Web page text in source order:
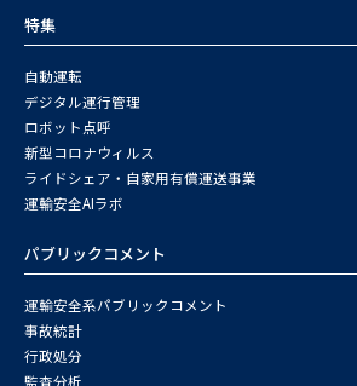
特集
自動運転
デジタル運行管理
ロボット点呼
新型コロナウィルス
ライドシェア・自家用有償運送事業
運輸安全AIラボ
パブリックコメント
運輸安全系パブリックコメント
事故統計
行政処分
監査分析